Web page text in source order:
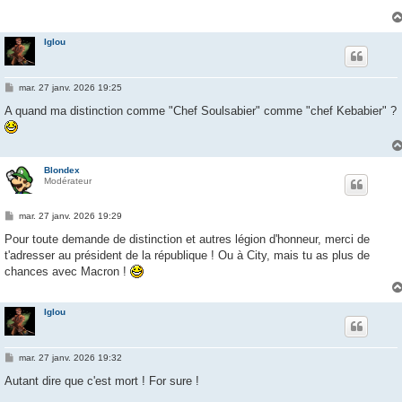
Iglou
M
s
s
a
mar. 27 janv. 2026 19:25
A quand ma distinction comme "Chef Soulsabier" comme "chef Kebabier" ?
Blondex
Modérateur
M
s
a
g
mar. 27 janv. 2026 19:29
Pour toute demande de distinction et autres légion d'honneur, merci de
t'adresser au président de la république ! Ou à City, mais tu as plus de
chances avec Macron !
Iglou
M
s
mar. 27 janv. 2026 19:32
Autant dire que c'est mort ! For sure !